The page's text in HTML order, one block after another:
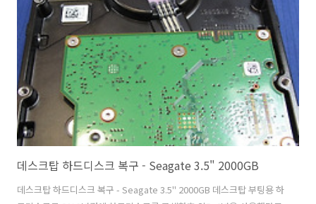
데스크탑 하드디스크 복구 - Seagate 3.5" 2000GB
데스크탑 하드디스크 복구 - Seagate 3.5" 2000GB 데스크탑 부팅용 하